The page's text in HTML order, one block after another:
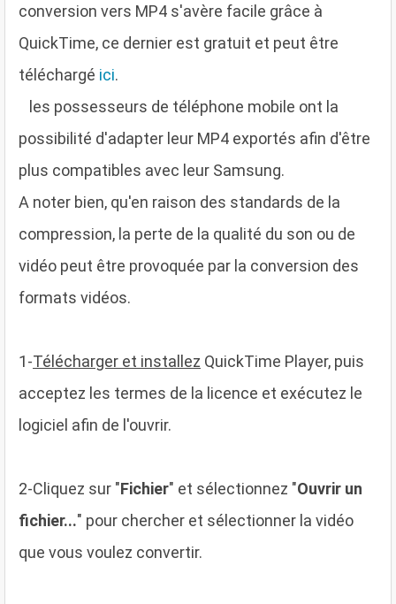
conversion vers MP4 s'avère facile grâce à
QuickTime, ce dernier est gratuit et peut être
téléchargé ici.
es possesseurs de téléphone mobile ont la
possibilité d'adapter leur MP4 exportés afin d'être
plus compatibles avec leur Samsung.
A noter bien, qu'en raison des standards de la
compression, la perte de la qualité du son ou de
vidéo peut être provoquée par la conversion des
formats vidéos.
1-Télécharger et installez QuickTime Player, puis
acceptez les termes de la licence et exécutez le
logiciel afin de l'ouvrir.
2-Cliquez sur "Fichier" et sélectionnez "Ouvrir un
fichier..." pour chercher et sélectionner la vidéo
que vous voulez convertir.